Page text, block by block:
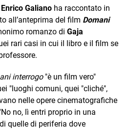
Enrico Galiano ha raccontato in
all’anteprima del film Domani
romanzo di Gaja
rari casi in cui il libro e il film se
interrogo"è un film vero"
"luoghi comuni, quei "cliché",
nelle opere cinematografiche
no, lì entri proprio in una
quelle di periferia dove